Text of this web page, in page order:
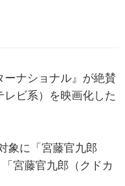
ーナショナル』が絶賛
レビ系）を映画化した
象に「宮藤官九郎
宮藤官九郎（クドカ